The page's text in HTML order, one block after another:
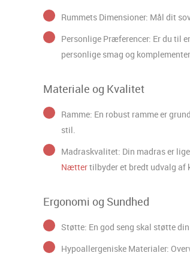
Rummets Dimensioner: Mål dit
Personlige Præferencer: Er du til
personlige smag og
Materiale og Kvalitet
Ramme: En robust ramme er
stil.
Madraskvalitet: Din madras er
Nættertilbyder et bredt udvalg af
Ergonomi og Sundhed
Støtte: En god seng skal støtte
Hypoallergeniske Materialer: